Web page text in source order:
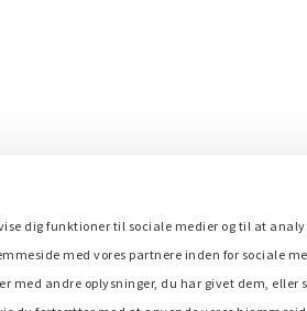
dig funktioner til sociale medier og til at
med vores partnere inden for sociale
med andre oplysninger, du har givet dem, eller